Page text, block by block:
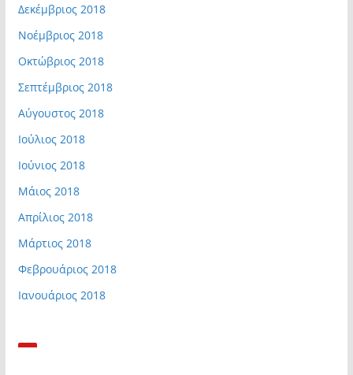
Δεκέμβριος 2018
Νοέμβριος 2018
Οκτώβριος 2018
Σεπτέμβριος 2018
Αύγουστος 2018
Ιούλιος 2018
Ιούνιος 2018
Μάιος 2018
Απρίλιος 2018
Μάρτιος 2018
Φεβρουάριος 2018
Ιανουάριος 2018